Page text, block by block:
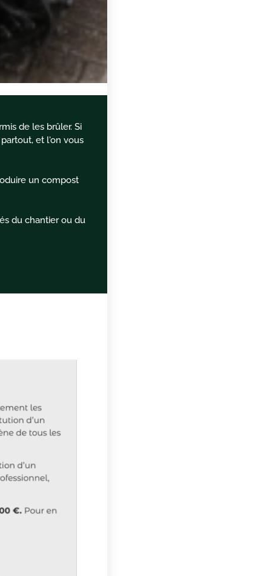
de les brûler. Si
et l'on vous
un compost
du chantier ou du